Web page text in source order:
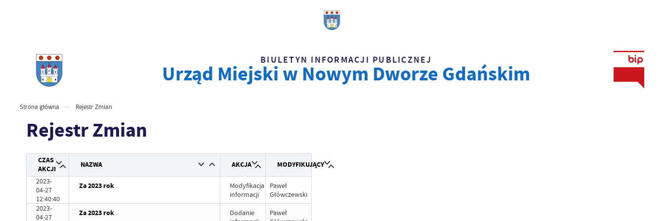
BIULETYN INFORMACJI PUBLICZNEJ
Urząd Miejski w Nowym Dworze Gdańskim
Strona główna Rejestr Zmian
Rejestr Zmian
CZAS
AKCJI
NAZWA AKCJA MODYFIKUJĄCY
2023-
04-27
12:40:40
Za 2023 rok
Modyfikacja
informacji
Paweł
Główczewski
2023-
04-27
Za 2023 rok
Dodanie
Paweł